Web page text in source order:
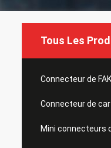
Tous Les
Connecteur de
Connecteur de
Mini connecteurs